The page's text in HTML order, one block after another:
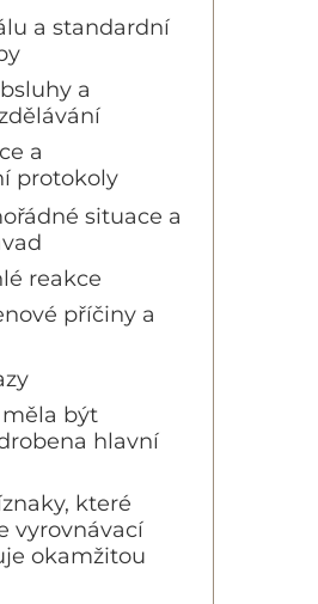
a standardní
a
a
protokoly
situace a
reakce
příčiny a
být
hlavní
které
vyrovnávací
okamžitou